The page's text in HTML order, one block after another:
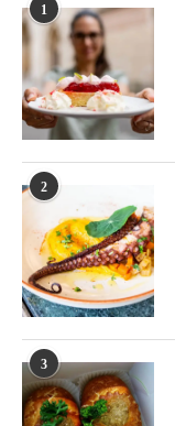
1
2
3